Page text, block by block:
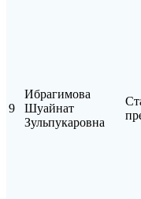
9
Ибрагимова
Шуайнат
Зульпукаровна